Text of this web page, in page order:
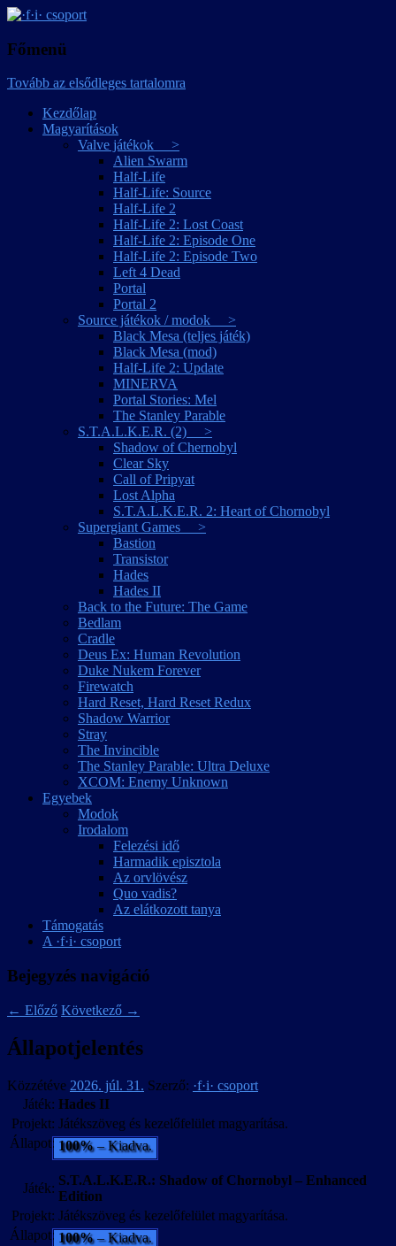
·f·i· csoport
Főmenü
Tovább az elsődleges tartalomra
Kezdőlap
Magyarítások
Valve játékok >
Alien Swarm
Half-Life
Half-Life: Source
Half-Life 2
Half-Life 2: Lost Coast
Half-Life 2: Episode One
Half-Life 2: Episode Two
Left 4 Dead
Portal
Portal 2
Source játékok / modok >
Black Mesa (teljes játék)
Black Mesa (mod)
Half-Life 2: Update
MINERVA
Portal Stories: Mel
The Stanley Parable
S.T.A.L.K.E.R. (2) >
Shadow of Chernobyl
Clear Sky
Call of Pripyat
Lost Alpha
S.T.A.L.K.E.R. 2: Heart of Chornobyl
Supergiant Games >
Bastion
Transistor
Hades
Hades II
Back to the Future: The Game
Bedlam
Cradle
Deus Ex: Human Revolution
Duke Nukem Forever
Firewatch
Hard Reset, Hard Reset Redux
Shadow Warrior
Stray
The Invincible
The Stanley Parable: Ultra Deluxe
XCOM: Enemy Unknown
Egyebek
Modok
Irodalom
Felezési idő
Harmadik episztola
Az orvlövész
Quo vadis?
Az elátkozott tanya
Támogatás
A ·f·i· csoport
Bejegyzés navigáció
← Előző Következő →
Állapotjelentés
Közzétéve 2026. júl. 31. Szerző: ·f·i· csoport
Játék: Hades II
Projekt: Játékszöveg és kezelőfelület magyarítása.
Állapot: 100%– Kiadva.
Játék:
S.T.A.L.K.E.R.: Shadow of Chornobyl – Enhanced
Edition
Projekt: Játékszöveg és kezelőfelület magyarítása.
Állapot: 100%– Kiadva.